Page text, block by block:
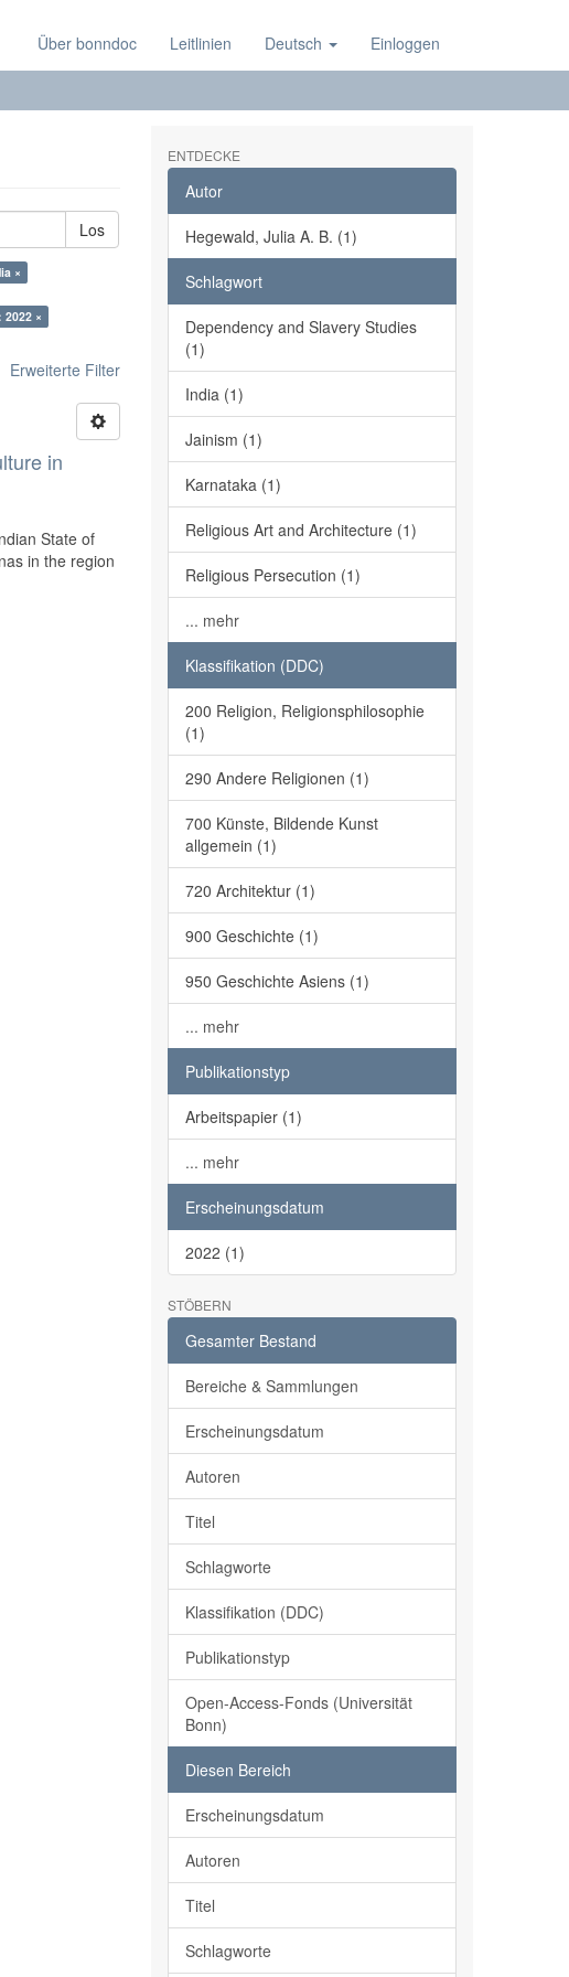
Über bonndoc Leitlinien Deutsch Einloggen
Los
×
2022 ×
Erweiterte Filter
in
State of
in the region
ENTDECKE
Autor
Hegewald, Julia A. B. (1)
Schlagwort
Dependency and Slavery Studies
(1)
India (1)
Jainism (1)
Karnataka (1)
Religious Art and Architecture (1)
Religious Persecution (1)
... mehr
Klassifikation (DDC)
200 Religion, Religionsphilosophie
(1)
290 Andere Religionen (1)
700 Künste, Bildende Kunst
allgemein (1)
720 Architektur (1)
900 Geschichte (1)
950 Geschichte Asiens (1)
... mehr
Publikationstyp
Arbeitspapier (1)
... mehr
Erscheinungsdatum
2022 (1)
STÖBERN
Gesamter Bestand
Bereiche & Sammlungen
Erscheinungsdatum
Autoren
Titel
Schlagworte
Klassifikation (DDC)
Publikationstyp
Open-Access-Fonds (Universität
Bonn)
Diesen Bereich
Erscheinungsdatum
Autoren
Titel
Schlagworte